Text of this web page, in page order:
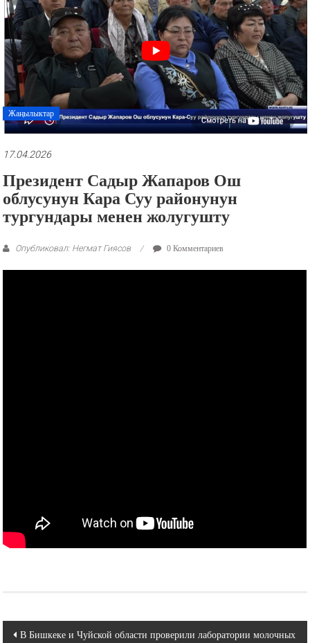
рекламные
ролики
и
презентации.
Жаңылыктар
17.04.2026
Президент Садыр Жапаров Ош
облусунун Кара Суу районунун
тургундары менен жолугушту
Опубликовал: Негмат Гиясов 0 Комментариев
Навигация
В Бишкеке и Чуйской области проверили лаборатории молочных